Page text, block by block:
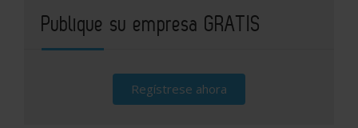
Publique su empresa GRATIS
Regístrese ahora